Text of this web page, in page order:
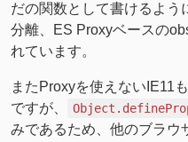
だの関数として書けるよう
分離、ES Proxyベースの
れています。
またProxyを使えないIE11
ですが、
みであるため、他のブラウ